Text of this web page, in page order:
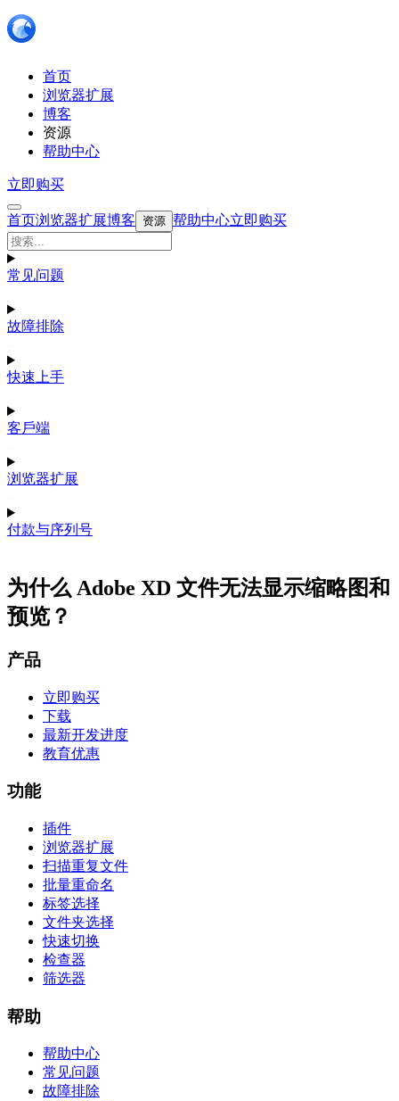
首页
浏览器扩展
博客
资源
帮助中心
立即购买
首页浏览器扩展博客 资源 帮助中心立即购买
常见问题
故障排除
快速上手
客戶端
浏览器扩展
付款与序列号
为什么 Adobe XD 文件无法显示缩略图和
预览？
产品
立即购买
下载
最新开发进度
教育优惠
功能
插件
浏览器扩展
扫描重复文件
批量重命名
标签选择
文件夹选择
快速切换
检查器
筛选器
帮助
帮助中心
常见问题
故障排除